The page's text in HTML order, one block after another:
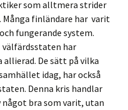
som alltmera strider
finländare har varit
fungerande system.
har
De sätt på vilka
idag, har också
Denna kris handlar
bra som varit, utan